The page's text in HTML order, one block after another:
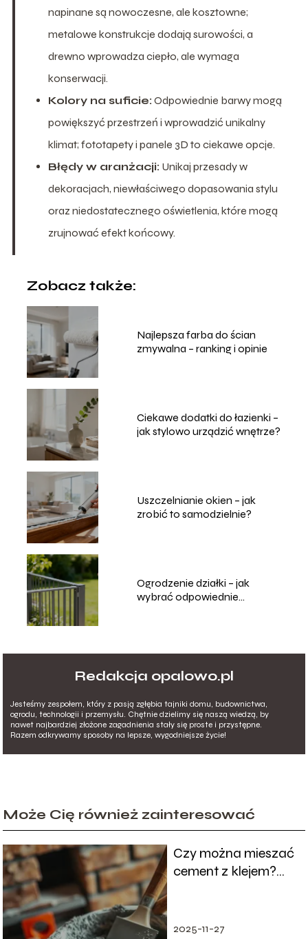
napinane są nowoczesne, ale kosztowne;
metalowe konstrukcje dodają surowości, a
drewno wprowadza ciepło, ale wymaga
konserwacji.
Kolory na suficie: Odpowiednie barwy mogą
powiększyć przestrzeń i wprowadzić unikalny
klimat; fototapety i panele 3D to ciekawe opcje.
Błędy w aranżacji: Unikaj przesady w
dekoracjach, niewłaściwego dopasowania stylu
oraz niedostatecznego oświetlenia, które mogą
zrujnować efekt końcowy.
Zobacz także:
Najlepsza farba do ścian
zmywalna – ranking i opinie
Ciekawe dodatki do łazienki –
jak stylowo urządzić wnętrze?
Uszczelnianie okien – jak
zrobić to samodzielnie?
Ogrodzenie działki – jak
wybrać odpowiednie
Redakcja opalowo.pl
Jesteśmy zespołem, który z pasją zgłębia tajniki domu, budownictwa,
ogrodu, technologii i przemysłu. Chętnie dzielimy się naszą wiedzą, by
nawet najbardziej złożone zagadnienia stały się proste i przystępne.
Razem odkrywamy sposoby na lepsze, wygodniejsze życie!
Może Cię również zainteresować
Czy można mieszać
cement z klejem?
pytania
2025-11-27